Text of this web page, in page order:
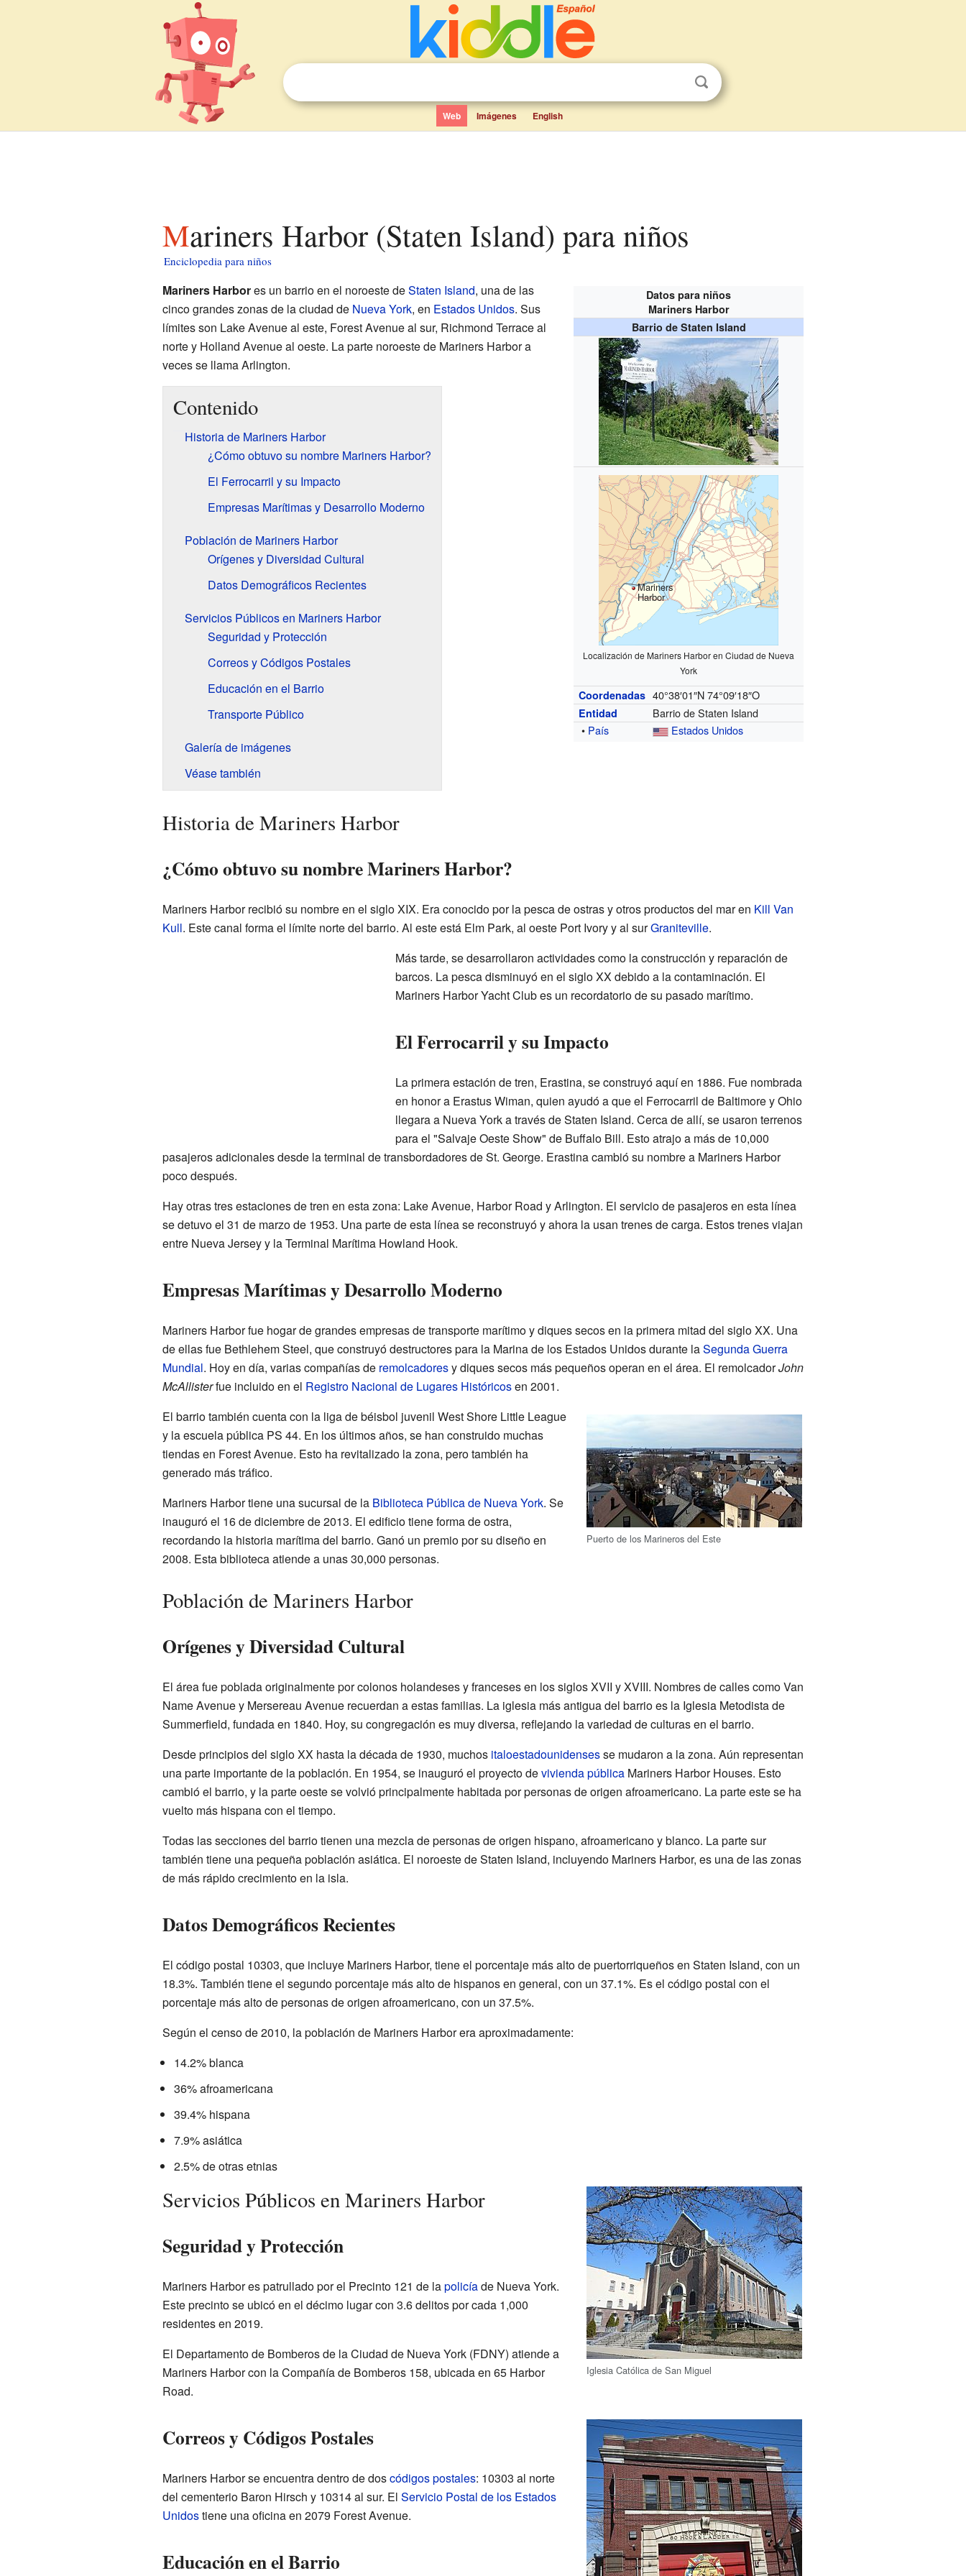
Web Imágenes English
Mariners Harbor (Staten Island) para niños
Enciclopedia para niños
Datos para niños
Mariners Harbor
Barrio de Staten Island
Mariners
Harbor
Localización de Mariners Harbor en Ciudad de Nueva
York
Coordenadas 40°38′01″N 74°09′18″O
Entidad
Barrio de Staten Island
• País Estados Unidos
Mariners Harbores un barrio en el noroeste deStaten Island, una de las
cinco grandes zonas de la ciudad de Nueva York, en Estados Unidos. Sus
límites son Lake Avenue al este, Forest Avenue al sur, Richmond Terrace al
norte y Holland Avenue al oeste. La parte noroeste de Mariners Harbor a
veces se llama Arlington.
Contenido
Historia de Mariners Harbor
¿Cómo obtuvo su nombre Mariners Harbor?
El Ferrocarril y su Impacto
Empresas Marítimas y Desarrollo Moderno
Población de Mariners Harbor
Orígenes y Diversidad Cultural
Datos Demográficos Recientes
Servicios Públicos en Mariners Harbor
Seguridad y Protección
Correos y Códigos Postales
Educación en el Barrio
Transporte Público
Galería de imágenes
Véase también
Historia de Mariners Harbor
¿Cómo obtuvo su nombre Mariners Harbor?
Mariners Harbor recibió su nombre en el siglo XIX. Era conocido por la pesca de ostras y otros productos del mar en Kill Van
Kull. Este canal forma el límite norte del barrio. Al este está Elm Park, al oeste Port Ivory y al surGraniteville.
Más tarde, se desarrollaron actividades como la construcción y reparación de
barcos. La pesca disminuyó en el siglo XX debido a la contaminación. El
Mariners Harbor Yacht Club es un recordatorio de su pasado marítimo.
El Ferrocarril y su Impacto
La primera estación de tren, Erastina, se construyó aquí en 1886. Fue nombrada
en honor a Erastus Wiman, quien ayudó a que el Ferrocarril de Baltimore y Ohio
llegara a Nueva York a través de Staten Island. Cerca de allí, se usaron terrenos
para el "Salvaje Oeste Show" de Buffalo Bill. Esto atrajo a más de 10,000
pasajeros adicionales desde la terminal de transbordadores de St. George. Erastina cambió su nombre a Mariners Harbor
poco después.
Hay otras tres estaciones de tren en esta zona: Lake Avenue, Harbor Road y Arlington. El servicio de pasajeros en esta línea
se detuvo el 31 de marzo de 1953. Una parte de esta línea se reconstruyó y ahora la usan trenes de carga. Estos trenes viajan
entre Nueva Jersey y la Terminal Marítima Howland Hook.
Empresas Marítimas y Desarrollo Moderno
Mariners Harbor fue hogar de grandes empresas de transporte marítimo y diques secos en la primera mitad del siglo XX. Una
de ellas fue Bethlehem Steel, que construyó destructores para la Marina de los Estados Unidos durante laSegunda Guerra
Mundial. Hoy en día, varias compañías de remolcadoresy diques secos más pequeños operan en el área. El remolcadorJohn
McAllisterfue incluido en el Registro Nacional de Lugares Históricosen 2001.
Puerto de los Marineros del Este
El barrio también cuenta con la liga de béisbol juvenil West Shore Little League
y la escuela pública PS 44. En los últimos años, se han construido muchas
tiendas en Forest Avenue. Esto ha revitalizado la zona, pero también ha
generado más tráfico.
Mariners Harbor tiene una sucursal de la Biblioteca Pública de Nueva York. Se
inauguró el 16 de diciembre de 2013. El edificio tiene forma de ostra,
recordando la historia marítima del barrio. Ganó un premio por su diseño en
2008. Esta biblioteca atiende a unas 30,000 personas.
Población de Mariners Harbor
Orígenes y Diversidad Cultural
El área fue poblada originalmente por colonos holandeses y franceses en los siglos XVII y XVIII. Nombres de calles como Van
Name Avenue y Mersereau Avenue recuerdan a estas familias. La iglesia más antigua del barrio es la Iglesia Metodista de
Summerfield, fundada en 1840. Hoy, su congregación es muy diversa, reflejando la variedad de culturas en el barrio.
Desde principios del siglo XX hasta la década de 1930, muchos italoestadounidensesse mudaron a la zona. Aún representan
una parte importante de la población. En 1954, se inauguró el proyecto devivienda públicaMariners Harbor Houses. Esto
cambió el barrio, y la parte oeste se volvió principalmente habitada por personas de origen afroamericano. La parte este se ha
vuelto más hispana con el tiempo.
Todas las secciones del barrio tienen una mezcla de personas de origen hispano, afroamericano y blanco. La parte sur
también tiene una pequeña población asiática. El noroeste de Staten Island, incluyendo Mariners Harbor, es una de las zonas
de más rápido crecimiento en la isla.
Datos Demográficos Recientes
El código postal 10303, que incluye Mariners Harbor, tiene el porcentaje más alto de puertorriqueños en Staten Island, con un
18.3%. También tiene el segundo porcentaje más alto de hispanos en general, con un 37.1%. Es el código postal con el
porcentaje más alto de personas de origen afroamericano, con un 37.5%.
Según el censo de 2010, la población de Mariners Harbor era aproximadamente:
14.2% blanca
36% afroamericana
39.4% hispana
7.9% asiática
2.5% de otras etnias
Iglesia Católica de San Miguel
Servicios Públicos en Mariners Harbor
Seguridad y Protección
Mariners Harbor es patrullado por el Precinto 121 de lapolicíade Nueva York.
Este precinto se ubicó en el décimo lugar con 3.6 delitos por cada 1,000
residentes en 2019.
El Departamento de Bomberos de la Ciudad de Nueva York (FDNY) atiende a
Mariners Harbor con la Compañía de Bomberos 158, ubicada en 65 Harbor
Road.
Correos y Códigos Postales
Mariners Harbor se encuentra dentro de doscódigos postales: 10303 al norte
del cementerio Baron Hirsch y 10314 al sur. El Servicio Postal de los Estados
Unidostiene una oficina en 2079 Forest Avenue.
Educación en el Barrio